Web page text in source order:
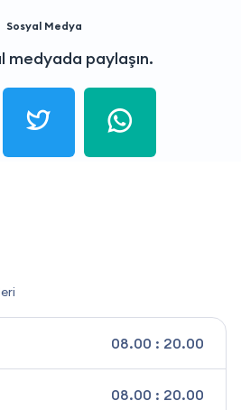
Sosyal Medya
medyada paylaşın.
08.00 : 20.00
08.00 : 20.00